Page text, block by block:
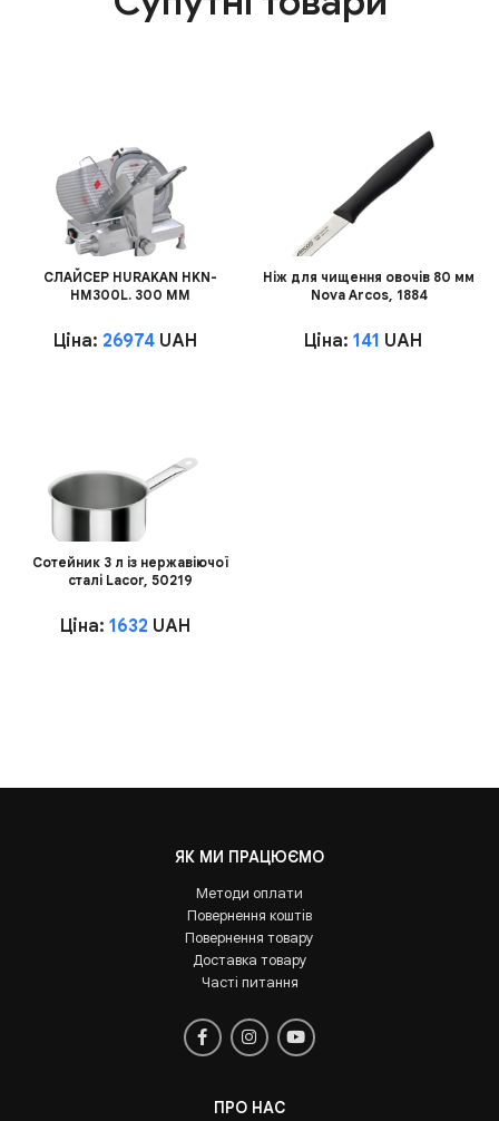
СЛАЙСЕР HURAKAN HKN-
HM300L. 300 ММ
Ціна: 26974UAH
Ніж для чищення овочів 80 мм
Nova Arcos, 1884
Ціна: 141 UAH
Сотейник 3 л із нержавіючої
сталі Lacor, 50219
Ціна: 1632 UAH
ЯК МИ ПРАЦЮЄМО
Методи оплати
Повернення коштів
Повернення товару
Доставка товару
Часті питання
ПРО НАС